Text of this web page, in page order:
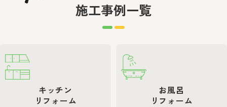
施工事例一覧
キッチン
リフォーム
お風呂
リフォーム